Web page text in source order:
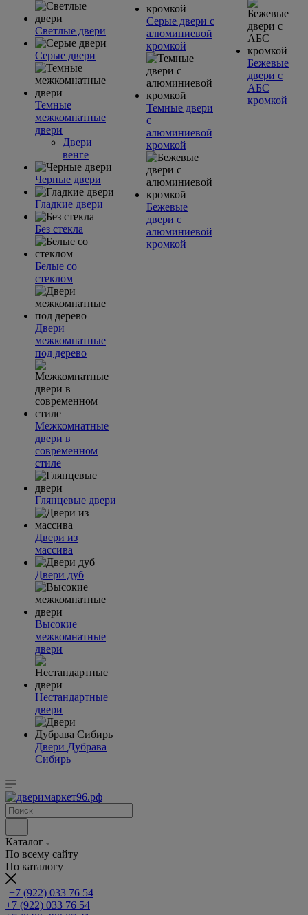
Светлые двери
Серые двери
Темные
межкомнатные
двери
Двери
венге
Черные двери
Гладкие двери
Без стекла
Белые со
стеклом
Двери
межкомнатные
под дерево
Межкомнатные
двери в
современном
стиле
Глянцевые двери
Двери из
массива
Двери дуб
Высокие
межкомнатные
двери
Нестандартные
двери
Двери Дубрава
Сибирь
Серые двери с
алюминиевой
кромкой
Темные двери
с
алюминиевой
кромкой
Бежевые
двери с
алюминиевой
кромкой
Бежевые
двери с
АБС
кромкой
Каталог
По всему сайту
По каталогу
+7 (922) 033 76 54
+7 (922) 033 76 54